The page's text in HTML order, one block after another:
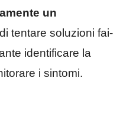
un
tentare soluzioni fai-
identificare la
i sintomi.